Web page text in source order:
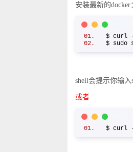
安装最新的docker
C/C++ Code
$ curl -
$ sudo
shell会提示你输
或者
C/C++ Code
$ curl